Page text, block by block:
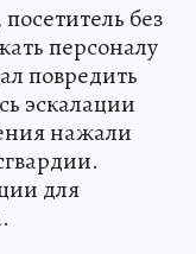
без
персоналу
повредить
эскалации
нажали
для